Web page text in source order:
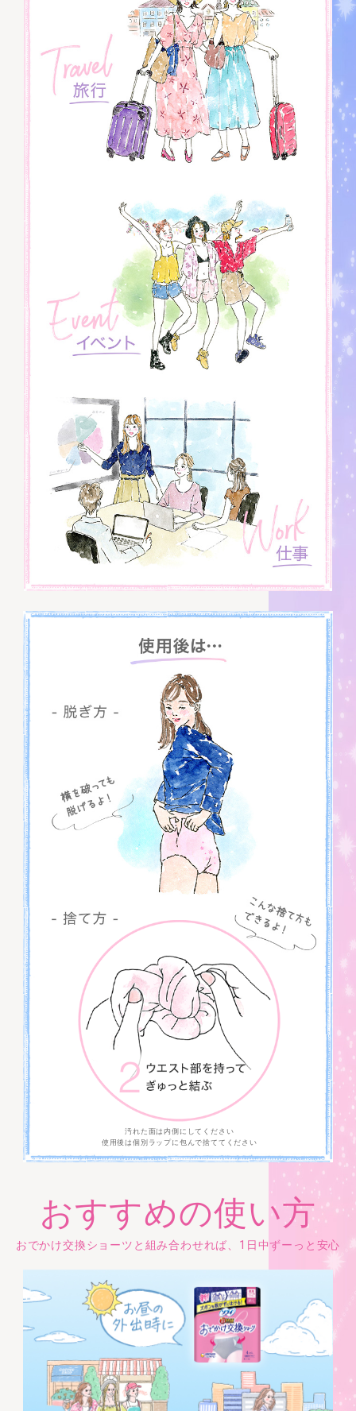
汚れた面は内側にしてください
使用後は個別ラップに包んで捨ててください
おすすめの使い方
おでかけ交換ショーツと組み合わせれば、1日中ずーっと安心